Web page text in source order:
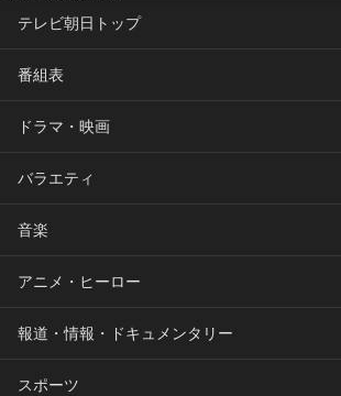
テレビ朝日トップ
番組表
ドラマ・映画
バラエティ
音楽
アニメ・ヒーロー
報道・情報・ドキュメンタリー
スポーツ